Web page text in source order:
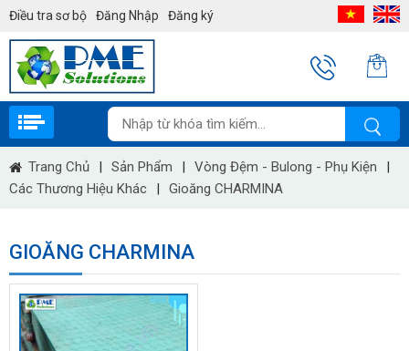
Điều tra sơ bộ Đăng Nhập Đăng ký
Trang Chủ | Sản Phẩm | Vòng Đệm - Bulong - Phụ Kiện
|
Các Thương Hiệu Khác
| Gioăng CHARMINA
GIOĂNG CHARMINA